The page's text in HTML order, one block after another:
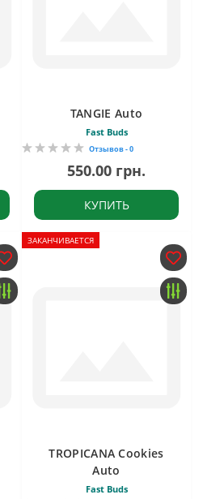
TANGIE Auto
Fast Buds
Отзывов - 0
550.00 грн.
КУПИТЬ
ЗАКАНЧИВАЕТСЯ
TROPICANA Cookies
Auto
Fast Buds